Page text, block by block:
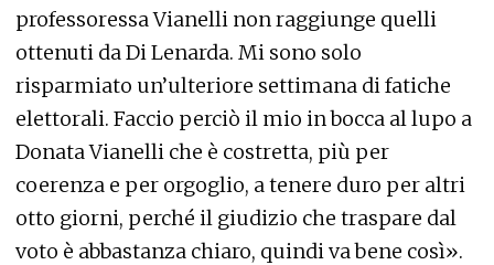
professoressa Vianelli non raggiunge quelli
ottenuti da Di Lenarda. Mi sono solo
risparmiato un’ulteriore settimana di fatiche
elettorali. Faccio perciò il mio in bocca al lupo a
Donata Vianelli che è costretta, più per
coerenza e per orgoglio, a tenere duro per altri
otto giorni, perché il giudizio che traspare dal
voto è abbastanza chiaro, quindi va bene così».